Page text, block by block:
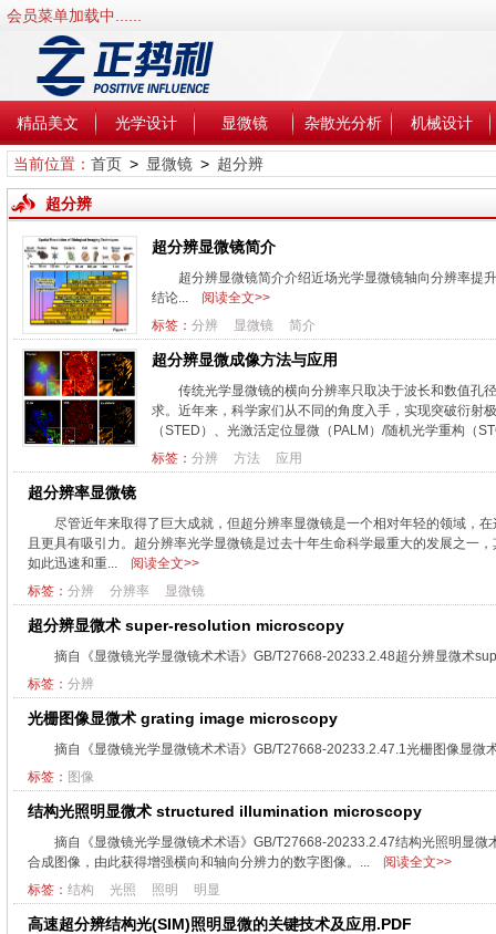
会员菜单加载中......
精品美文 光学设计 显微镜 杂散光分析 机械设计
当前位置： 首页> 显微镜> 超分辨
超分辨
超分辨显微镜简介
超分辨显微镜简介介绍近场光学显微镜轴向分辨率提
结论...
阅读全文>>
标签： 分辨 显微镜 简介
超分辨显微成像方法与应用
传统光学显微镜的横向分辨率只取决于波长和数值孔
求。近年来，科学家们从不同的角度入手，实现突破衍射
（STED）、光激活定位显微（PALM）/随机光学重构（
标签： 分辨 方法 应用
超分辨率显微镜
尽管近年来取得了巨大成就，但超分辨率显微镜是一个相对年轻的领域，
且更具有吸引力。超分辨率光学显微镜是过去十年生命科学最重大的发展之一
如此迅速和重...
阅读全文>>
标签： 分辨 分辨率 显微镜
超分辨显微术 super-resolution microscopy
摘自《显微镜光学显微镜术术语》GB/T27668-20233.2.48超分辨显微术
标签： 分辨
光栅图像显微术 grating image microscopy
摘自《显微镜光学显微镜术术语》GB/T27668-20233.2.47.1光栅图像显
标签： 图像
结构光照明显微术 structured illumination microscopy
摘自《显微镜光学显微镜术术语》GB/T27668-20233.2.47结构光照明显
合成图像，由此获得增强横向和轴向分辨力的数字图像。...
阅读全文>>
标签： 结构 光照 照明 明显
高速超分辨结构光(SIM)照明显微的关键技术及应用.PDF